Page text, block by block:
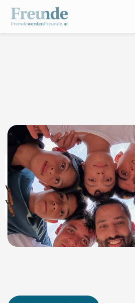
Wir fördern Begegnungen, soziale
von Menschen mit Flucht- und